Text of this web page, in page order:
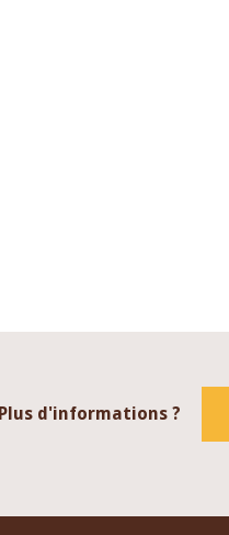
Plus d'informations ?